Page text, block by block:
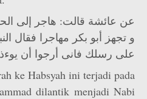
عن عائشة قالت: هاجر إلى
و تجهز أبو بكر مهاجرا فقال
على رسلك فانى أرجوا أن
ke Habsyah ini terjadi pada
dilantik menjadi Nabi